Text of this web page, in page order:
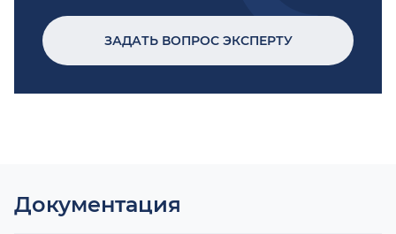
ЗАДАТЬ ВОПРОС ЭКСПЕРТУ
Документация